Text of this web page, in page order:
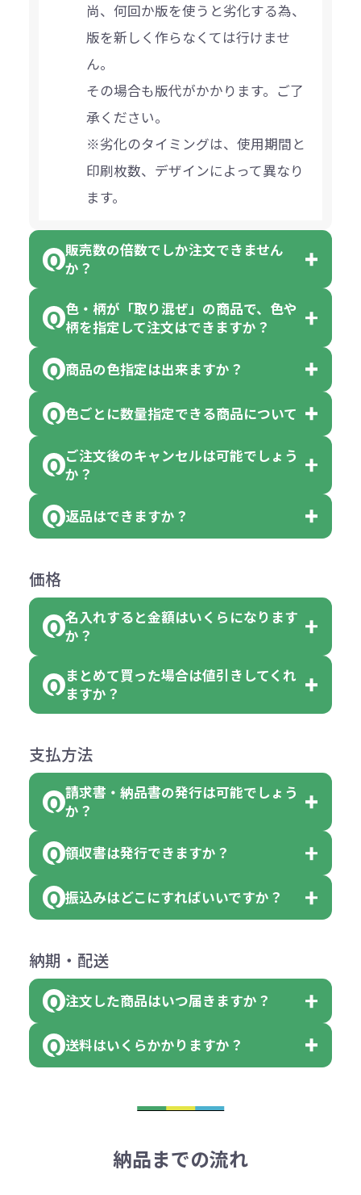
尚、何回か版を使うと劣化する為、
版を新しく作らなくては行けませ
ん。
その場合も版代がかかります。ご了
承ください。
※劣化のタイミングは、使用期間と
印刷枚数、デザインによって異なり
ます。
販売数の倍数でしか注文できません
か？
一部商品（※）を除き、注文可能数
です。
個、20個と10個単位でのご注文とな
ります。
【例】注文可能数が100個の場合
は、100個以上でしたら、何個でも
可能です。
色・柄が「取り混ぜ」の商品で、色や
柄を指定して注文はできますか？
「色・柄 取り混ぜ」のラベルがつい
ている商品は、色指定不可となって
ん。
但し、ロゴなど名入れ印刷をされる
費用）
商品の色指定は出来ますか？
色指定できる商品もございますが商
品の詳細に「色・柄 取り混ぜ」のラ
ベルや商品画像に「〇色取混ぜ」な
れ等分で100個ずつ入って参ります。
（割り切れない場合は数個単位で前
色指定できる商品に付きましては商
品詳細の購入の所で色が選べるよう
になっております。
色ごとに数量指定できる商品について
「選べる本体色」のラベルが付いて
す。
い。
例えば…
クエアトート」を300個注文した場
クエアトート」は10個単位でしたら
色を指定出来るので、ピンクを100
個、ブルーを90個、イエローを110
【色指定の仕方】
に必要な個数を入力ください。
※10個単位など購入できる単位が決
はまらない数を入力すると、アラー
アラートに従って数を調整してくだ
ご注文後のキャンセルは可能でしょう
か？
お客様都合でのキャンセルは、制作
がございます。
ご注文の際は、十分にご確認・ご検
返品はできますか？
めご了承ください。
ただし下記の場合は承っております
●初期不良または不良品（破損、故
障）の場合
合
●名入れ、オリジナルの内容が異な
っていた場合
または返金にて対応させていただき
ます。
その際不良品については送料着払い
ください。
（商品の状態により、対応が変わる
※不良商品をご返却いただけない場
います。あらかじめご了承くださ
※不良商品は商品到着後7営業日以
価格
名入れすると金額はいくらになります
か？
名入れありの場合の代金の計算方法
は下記の通りです。
計算例：
＜1色印刷の場合＞
（提供価格（商品代）+名入れ費用
（印刷代））×枚数+製版代
（提供価格（商品代）+名入れ費用
×色数
※例えば2色印刷の場合には、名入
れ費用が2倍、製版代が2倍必要で
相談下さい。
なお、印刷代はボリュームディスカ
まとめて買った場合は値引きしてくれ
ますか？
商品によりますが、お見積もりさせ
ていただきます。
見積もりサポートから個別でお問い
支払方法
請求書・納品書の発行は可能でしょう
か？
会員様はマイページより各種帳票の
ダウンロードが可能です。
詳しくはこちらはご確認ください。
領収書のダウンロード
領収書は発行できますか？
会員様はマイページより各種帳票の
詳しくはこちらはご確認ください。
領収書のダウンロード
振込みはどこにすればいいですか？
下記口座にお願いします。
■三菱UFJ銀行
小田井支店（おたいしてん）
■ゆうちょ銀行（振替口座）
口座名 株式会社モノベーション
納期・配送
注文した商品はいつ届きますか？
既製品の場合、ご入金確認後3営業
ご入金確認後約3週間となります。
定しているものもあります。
送料はいくらかかりますか？
き別途申し受けます。
納品までの流れ